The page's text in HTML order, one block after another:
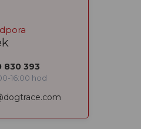
830 393
16:00 hod